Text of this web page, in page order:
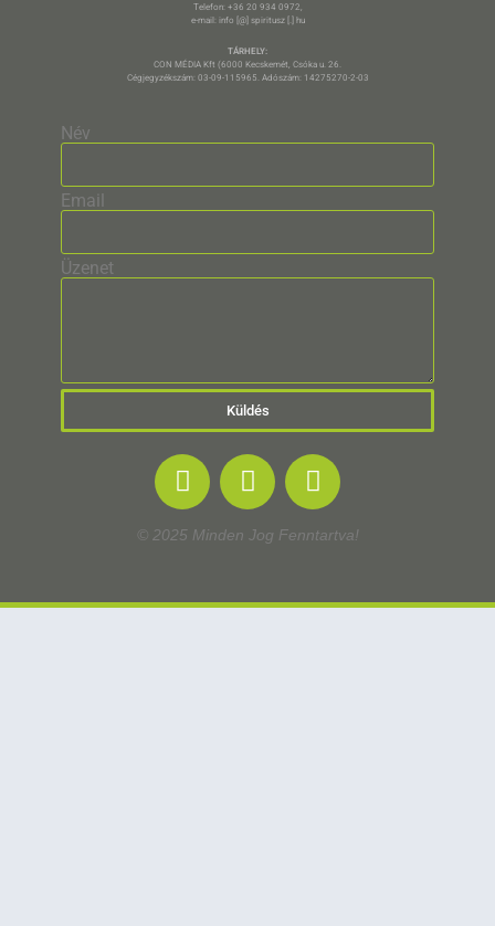
Telefon: +36 20 934 0972,
e-mail: info [@] spiritusz [.] hu
TÁRHELY:
CON MÉDIA Kft (6000 Kecskemét, Csóka u. 26.
Cégjegyzékszám: 03-09-115965. Adószám: 14275270-2-03
Név
Email
Üzenet
Küldés
© 2025 Minden Jog Fenntartva!